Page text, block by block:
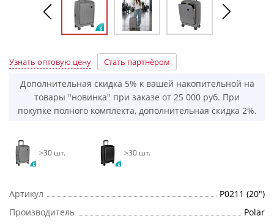
Узнать оптовую цену Стать партнёром
Дополнительная скидка 5% к вашей накопительной на
товары "новинка" при заказе от 25 000 руб. При
покупке полного комплекта, дополнительная скидка 2%.
>30 шт. >30 шт.
Артикул
Р0211 (20")
Производитель
Polar